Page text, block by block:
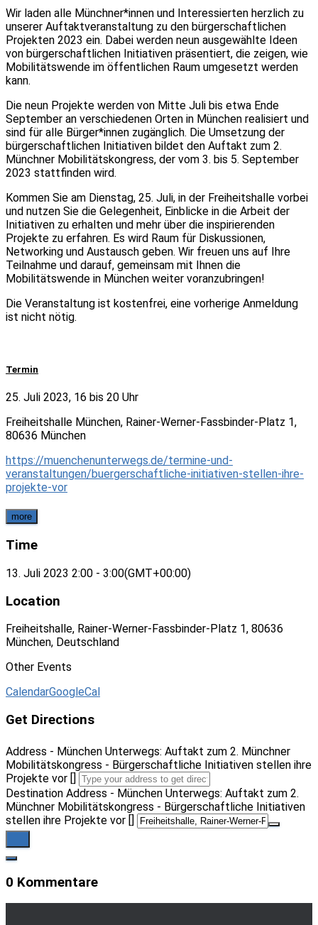
Wir laden alle Münchner*innen und Interessierten herzlich zu
unserer Auftaktveranstaltung zu den bürgerschaftlichen
Projekten 2023 ein. Dabei werden neun ausgewählte Ideen
von bürgerschaftlichen Initiativen präsentiert, die zeigen, wie
Mobilitätswende im öffentlichen Raum umgesetzt werden
kann.
Die neun Projekte werden von Mitte Juli bis etwa Ende
September an verschiedenen Orten in München realisiert und
sind für alle Bürger*innen zugänglich. Die Umsetzung der
bürgerschaftlichen Initiativen bildet den Auftakt zum 2.
Münchner Mobilitätskongress, der vom 3. bis 5. September
2023 stattfinden wird.
Kommen Sie am Dienstag, 25. Juli, in der Freiheitshalle vorbei
und nutzen Sie die Gelegenheit, Einblicke in die Arbeit der
Initiativen zu erhalten und mehr über die inspirierenden
Projekte zu erfahren. Es wird Raum für Diskussionen,
Networking und Austausch geben. Wir freuen uns auf Ihre
Teilnahme und darauf, gemeinsam mit Ihnen die
Mobilitätswende in München weiter voranzubringen!
Die Veranstaltung ist kostenfrei, eine vorherige Anmeldung
ist nicht nötig.
Termin
25. Juli 2023, 16 bis 20 Uhr
Freiheitshalle München, Rainer-Werner-Fassbinder-Platz 1,
80636 München
https://muenchenunterwegs.de/termine-und-
veranstaltungen/buergerschaftliche-initiativen-stellen-ihre-
projekte-vor
more
Time
13. Juli 2023 2:00 - 3:00(GMT+00:00)
Location
Freiheitshalle, Rainer-Werner-Fassbinder-Platz 1, 80636
München, Deutschland
Other Events
CalendarGoogleCal
Get Directions
Address - München Unterwegs: Auftakt zum 2. Münchner
Mobilitätskongress - Bürgerschaftliche Initiativen stellen ihre
Projekte vor []
Destination Address - München Unterwegs: Auftakt zum 2.
Münchner Mobilitätskongress - Bürgerschaftliche Initiativen
stellen ihre Projekte vor []
0 Kommentare